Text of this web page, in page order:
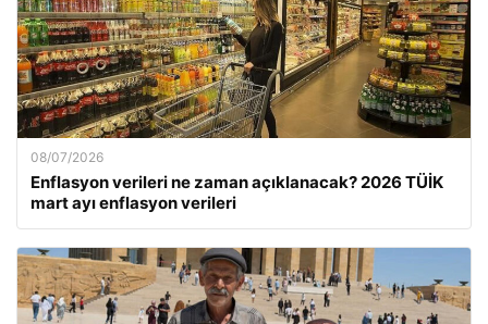
08/07/2026
Enflasyon verileri ne zaman açıklanacak? 2026 TÜİK
mart ayı enflasyon verileri